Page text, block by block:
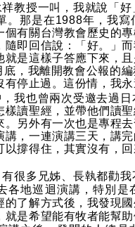
教授一叫，我就說「
。那是在1988年，我寫
個有關台灣教會歷史的專
隨即回信說：「好。」
就是這樣子答應下來，
底，我離開教會公報的
有停止過。這份情，我永
我也曾兩次受邀去過
樣讀聖經，並帶他們讀
。另外有一次也是專程
講，一連演講三天，講
以撐得住，其實沒有，
很多兄姊、長執都勸
各地巡迴演講，特別是
的了解方式後，我發現
就是希望能有牧者能幫助